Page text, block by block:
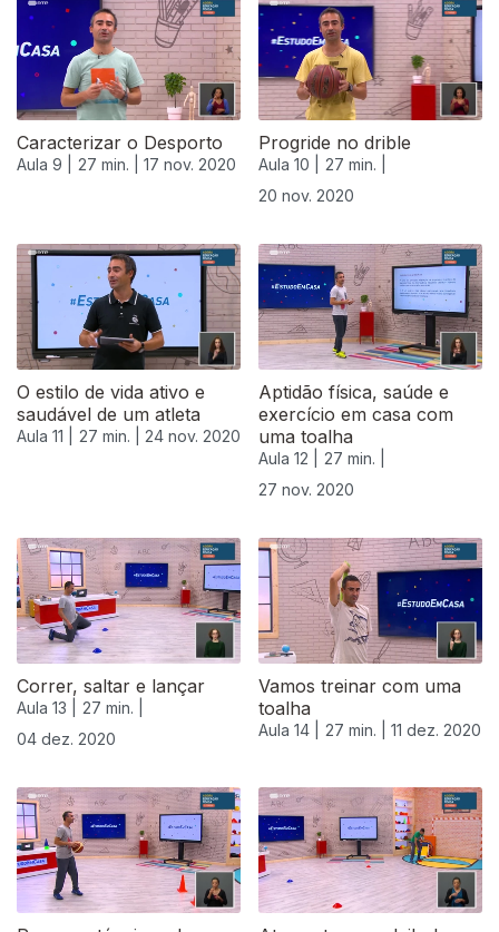
Caracterizar o Desporto
Aula 9 | 27 min. | 17 nov. 2020
Progride no drible
Aula 10 |
27 min. |
20 nov. 2020
O estilo de vida ativo e
saudável de um atleta
Aula 11 | 27 min. | 24 nov. 2020
Aptidão física, saúde e
exercício em casa com
uma toalha
Aula 12 |
27 min. |
27 nov. 2020
508862
Correr, saltar e lançar
Aula 13 |
27 min. |
04 dez. 2020
Vamos treinar com uma
toalha
Aula 14 | 27 min. | 11 dez. 2020